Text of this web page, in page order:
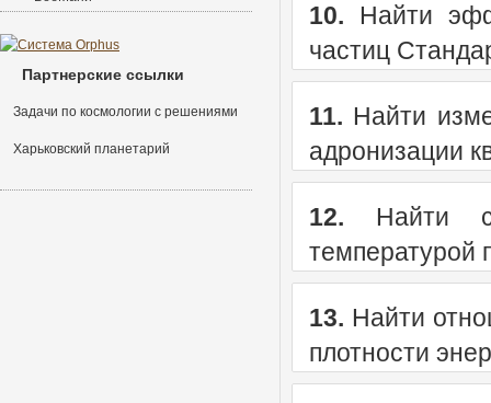
10. Найти
частиц
11. Найти
адронизации
12. Найти
13. Найти
плотности
Партнерские ссылки
Задачи по космологии с решениями
Харьковский планетарий